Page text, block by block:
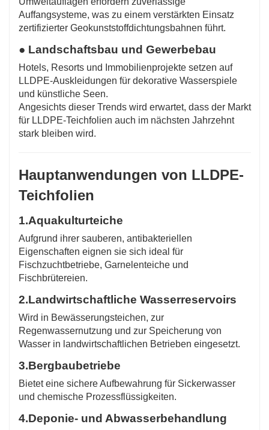
Auffangsysteme, was zu einem verstärkten Einsatz
zertifizierter Geokunststoffdichtungsbahnen führt.
● Landschaftsbau und Gewerbebau
Hotels, Resorts und Immobilienprojekte setzen auf
LLDPE-Auskleidungen für dekorative Wasserspiele
und künstliche Seen.
Angesichts dieser Trends wird erwartet, dass der Markt
für LLDPE-Teichfolien auch im nächsten Jahrzehnt
stark bleiben wird.
Hauptanwendungen von LLDPE-
Teichfolien
1.Aquakulturteiche
Aufgrund ihrer sauberen, antibakteriellen
Eigenschaften eignen sie sich ideal für
Fischzuchtbetriebe, Garnelenteiche und
Fischbrütereien.
2.Landwirtschaftliche Wasserreservoirs
Wird in Bewässerungsteichen, zur
Regenwassernutzung und zur Speicherung von
Wasser in landwirtschaftlichen Betrieben eingesetzt.
3.Bergbaubetriebe
Bietet eine sichere Aufbewahrung für Sickerwasser
und chemische Prozessflüssigkeiten.
4.Deponie- und Abwasserbehandlung